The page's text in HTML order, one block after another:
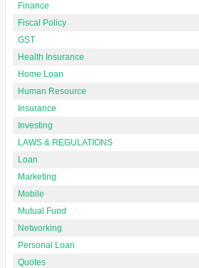
Finance
Fiscal Policy
GST
Health Insurance
Home Loan
Human Resource
Insurance
Investing
LAWS & REGULATIONS
Loan
Marketing
Mobile
Mutual Fund
Networking
Personal Loan
Quotes